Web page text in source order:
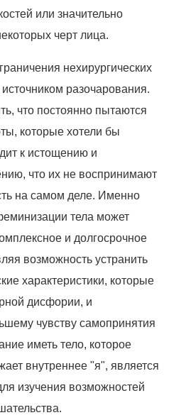
или значительно
черт лица.
нехирургических
источником разочарования.
что постоянно пытаются
которые хотели бы
к истощению и
что их не воспринимают
на самом деле. Именно
тела может
и долгосрочное
возможность устранить
характеристики, которые
дисфории, и
чувству самопринятия
иметь тело, которое
внутреннее "я", является
изучения возможностей